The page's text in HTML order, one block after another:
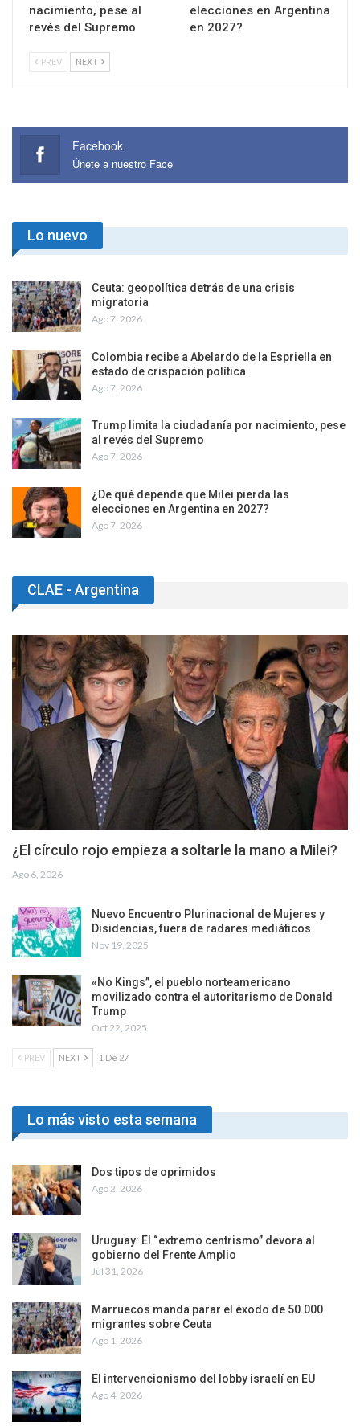
nacimiento, pese al
revés del Supremo
elecciones en Argentina
en 2027?
PREV NEXT
Facebook
Únete a nuestro Face
Lo nuevo
Ceuta: geopolítica detrás de una crisis
migratoria
Ago 7, 2026
Colombia recibe a Abelardo de la Espriella en
estado de crispación política
Ago 7, 2026
Trump limita la ciudadanía por nacimiento, pese
al revés del Supremo
Ago 7, 2026
¿De qué depende que Milei pierda las
elecciones en Argentina en 2027?
Ago 7, 2026
CLAE - Argentina
¿El círculo rojo empieza a soltarle la mano a Milei?
Ago 6, 2026
Nuevo Encuentro Plurinacional de Mujeres y
Disidencias, fuera de radares mediáticos
Nov 19, 2025
«No Kings”, el pueblo norteamericano
movilizado contra el autoritarismo de Donald
Trump
Oct 22, 2025
PREV NEXT 1 De 27
Lo más visto esta semana
Dos tipos de oprimidos
Ago 2, 2026
Uruguay: El “extremo centrismo” devora al
gobierno del Frente Amplio
Jul 31, 2026
Marruecos manda parar el éxodo de 50.000
migrantes sobre Ceuta
Ago 1, 2026
El intervencionismo del lobby israelí en EU
Ago 4, 2026